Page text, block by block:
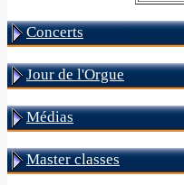
Concerts
Jour de l'Orgue
Médias
Master classes